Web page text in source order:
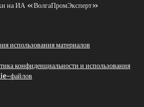
на ИА «ВолгаПромЭксперт»
использования материалов
конфиденциальности и использования
файлов